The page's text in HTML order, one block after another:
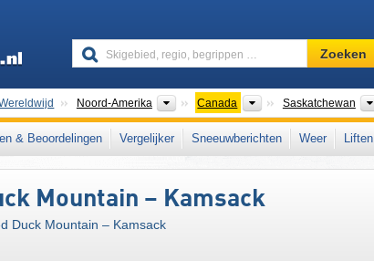
Skigebied,
regio,
…
Zoeken
Noord-Amerika Continenten
Canada LandenSaskatchewan
skigebied ligt ook in: Canadian Prairies West-Canada
& Beoordelingen Vergelijker Sneeuwberichten Weer Liften
Mountain – Kamsack
Duck Mountain – Kamsack